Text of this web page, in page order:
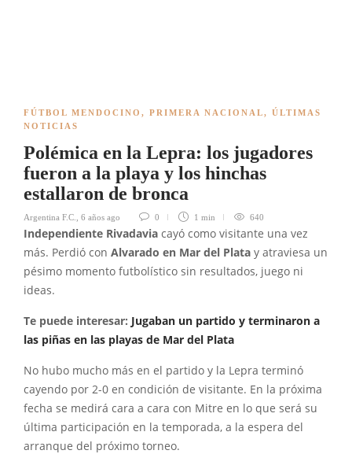
FÚTBOL MENDOCINO , PRIMERA NACIONAL, ÚLTIMAS
NOTICIAS
Polémica en la Lepra: los jugadores
fueron a la playa y los hinchas
estallaron de bronca
Argentina F.C. 6 años ago 0 1 min 640
Independiente Rivadavia cayó como visitante una vez
más. Perdió con Alvarado en Mar del Plata y atraviesa un
pésimo momento futbolístico sin resultados, juego ni
ideas.
Te puede interesar: Jugaban un partido y terminaron a
las piñas en las playas de Mar del Plata
No hubo mucho más en el partido y la Lepra terminó
cayendo por 2-0 en condición de visitante. En la próxima
fecha se medirá cara a cara con Mitre en lo que será su
última participación en la temporada, a la espera del
arranque del próximo torneo.